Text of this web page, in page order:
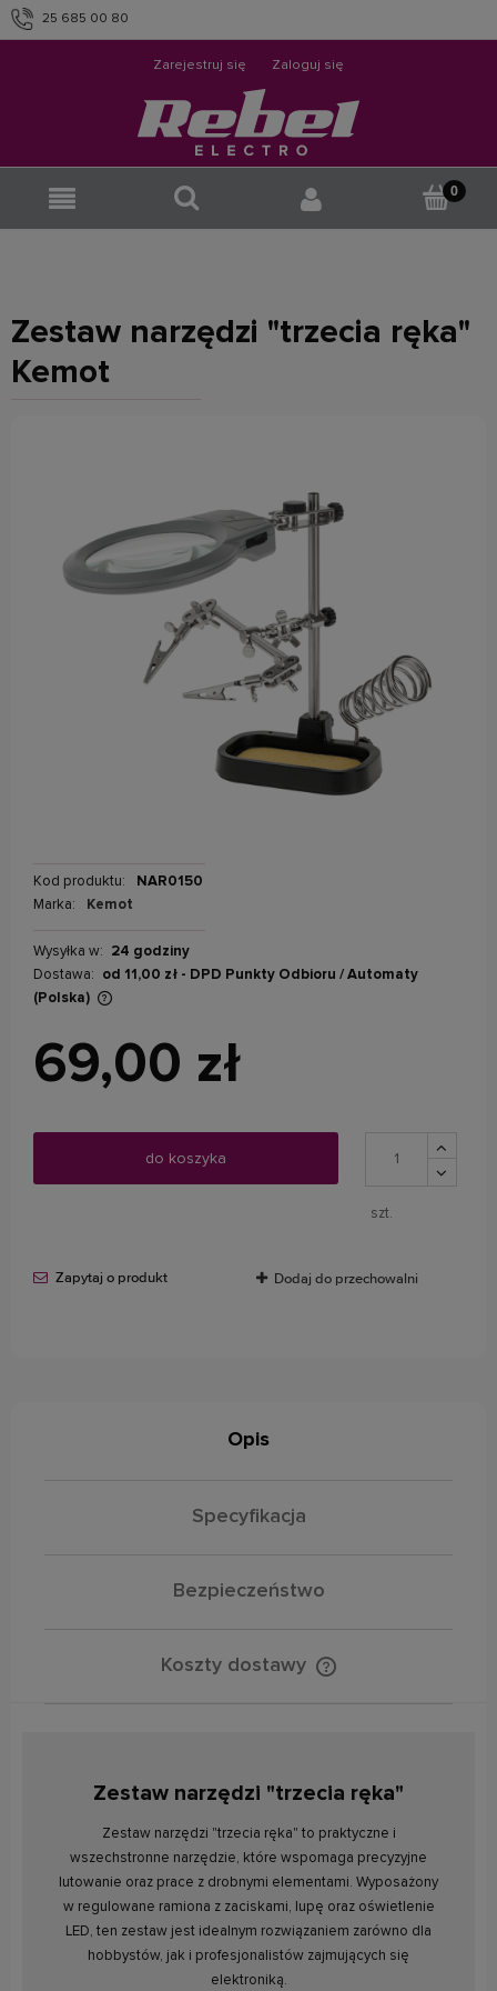
25 685 00 80
info@rebelelectro.com
Zarejestruj się Zaloguj się
Zestaw narzędzi "trzecia ręka"
Kemot
Kod produktu:
NAR0150
Marka:
Kemot
Wysyłka w:
24 godziny
Dostawa:
od 11,00 zł - DPD Punkty Odbioru / Automaty
(Polska)
69,00 zł
szt.
do koszyka
Zapytaj o produkt Dodaj do przechowalni
Opis
Specyfikacja
Bezpieczeństwo
Koszty dostawy
Zestaw narzędzi "trzecia ręka"
Zestaw narzędzi "trzecia ręka" to praktyczne i
wszechstronne narzędzie, które wspomaga precyzyjne
lutowanie oraz prace z drobnymi elementami. Wyposażony
w regulowane ramiona z zaciskami, lupę oraz oświetlenie
LED, ten zestaw jest idealnym rozwiązaniem zarówno dla
hobbystów, jak i profesjonalistów zajmujących się
elektroniką.